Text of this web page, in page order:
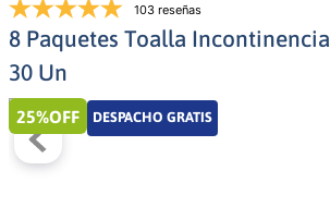
103 reseñas
8 Paquetes Toalla
30 Un
25%OFF DESPACHO GRATIS